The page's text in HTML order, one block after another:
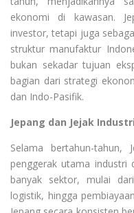
ekonomi di kawasan.
investor, tetapi juga
struktur manufaktur
bukan sekadar tujuan
bagian dari strategi
dan Indo-Pasifik.
Jepang dan Jejak
Selama bertahun-tahun,
penggerak utama industri
banyak sektor, mulai
logistik, hingga